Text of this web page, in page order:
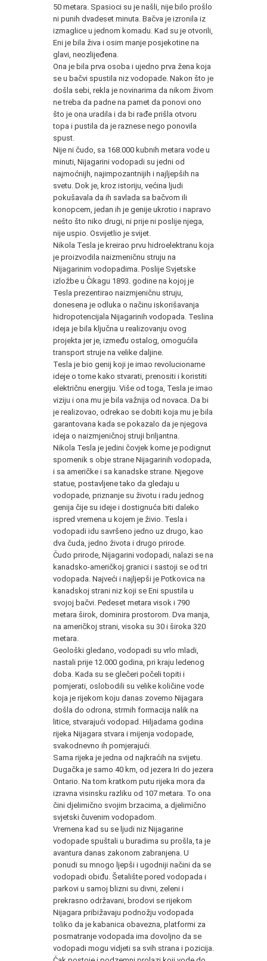
50 metara. Spasioci su je našli, nije bilo prošlo
ni punih dvadeset minuta. Bačva je izronila iz
izmaglice u jednom komadu. Kad su je otvorili,
Eni je bila živa i osim manje posjekotine na
glavi, neozlijeđena.
Ona je bila prva osoba i ujedno prva žena koja
se u bačvi spustila niz vodopade. Nakon što je
došla sebi, rekla je novinarima da nikom živom
ne treba da padne na pamet da ponovi ono
što je ona uradila i da bi rađe prišla otvoru
topa i pustila da je raznese nego ponovila
spust.
Nije ni čudo, sa 168.000 kubnih metara vode u
minuti, Nijagarini vodopadi su jedni od
najmoćnijh, najimpozantnijih i najljepših na
svetu. Dok je, kroz istoriju, većina ljudi
pokušavala da ih savlada sa bačvom ili
konopcem, jedan ih je genije ukrotio i napravo
nešto što niko drugi, ni prije ni poslije njega,
nije uspio. Osvijetlio je svijet.
Nikola Tesla je kreirao prvu hidroelektranu koja
je proizvodila naizmeničnu struju na
Nijagarinim vodopadima. Poslije Svjetske
izložbe u Čikagu 1893. godine na kojoj je
Tesla prezentirao naizmjeničnu struju,
donesena je odluka o načinu iskorišavanja
hidropotencijala Nijagarinih vodopada. Teslina
ideja je bila ključna u realizovanju ovog
projekta jer je, između ostalog, omogućila
transport struje na velike daljine.
Tesla je bio genij koji je imao revolucionarne
ideje o tome kako stvarati, prenositi i koristiti
električnu energiju. Više od toga, Tesla je imao
viziju i ona mu je bila važnija od novaca. Da bi
je realizovao, odrekao se dobiti koja mu je bila
garantovana kada se pokazalo da je njegova
ideja o naizmjeničnoj struji briljantna.
Nikola Tesla je jedini čovjek kome je podignut
spomenik s obje strane Nijagarinih vodopada,
i sa američke i sa kanadske strane. Njegove
statue, postavljene tako da gledaju u
vodopade, priznanje su životu i radu jednog
genija čije su ideje i dostignuća biti daleko
ispred vremena u kojem je živio. Tesla i
vodopadi idu savršeno jedno uz drugo, kao
dva čuda, jedno života i drugo prirode.
Čudo prirode, Nijagarini vodopadi, nalazi se na
kanadsko-američkoj granici i sastoji se od tri
vodopada. Najveći i najljepši je Potkovica na
kanadskoj strani niz koji se Eni spustila u
svojoj bačvi. Pedeset metara visok i 790
metara širok, dominira prostorom. Dva manja,
na američkoj strani, visoka su 30 i široka 320
metara.
Geološki gledano, vodopadi su vrlo mladi,
nastali prije 12.000 godina, pri kraju ledenog
doba. Kada su se glečeri počeli topiti i
pomjerati, oslobodili su velike količine vode
koja je rijekom koju danas zovemo Nijagara
došla do odrona, strmih formacija nalik na
litice, stvarajući vodopad. Hiljadama godina
rijeka Nijagara stvara i mijenja vodopade,
svakodnevno ih pomjerajući.
Sama rijeka je jedna od najkraćih na svijetu.
Dugačka je samo 40 km, od jezera Iri do jezera
Ontario. Na tom kratkom putu rijeka mora da
izravna visinsku razliku od 107 metara. To ona
čini djelimično svojim brzacima, a djelimično
svjetski čuvenim vodopadom.
Vremena kad su se ljudi niz Nijagarine
vodopade spuštali u buradima su prošla, ta je
avantura danas zakonom zabranjena. U
ponudi su mnogo ljepši i ugodniji načini da se
vodopadi obiđu. Šetalište pored vodopada i
parkovi u samoj blizni su divni, zeleni i
prekrasno održavani, brodovi se rijekom
Nijagara pribižavaju podnožju vodopada
toliko da je kabanica obavezna, platformi za
posmatranje vodopada ima dovoljno da se
vodopadi mogu vidjeti sa svih strana i pozicija.